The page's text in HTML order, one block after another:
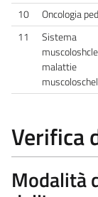
10
Oncologia
11
Sistema
malattie
Verifica
Modalità